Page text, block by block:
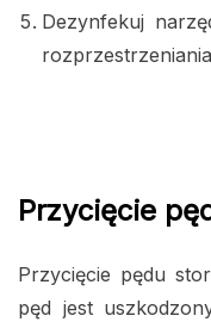
Dezynfekuj
Przycięcie
Przycięcie pędu
pęd jest